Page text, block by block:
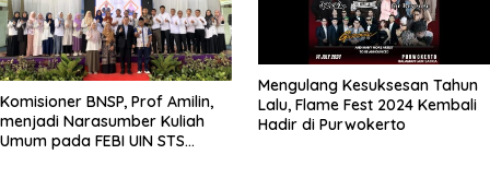
Komisioner BNSP, Prof Amilin,
menjadi Narasumber Kuliah
Umum pada FEBI UIN STS
Mengulang Kesuksesan Tahun
Lalu, Flame Fest 2024 Kembali
Hadir di Purwokerto